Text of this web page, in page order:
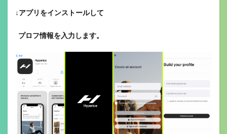
↓アプリをインストールして
プロフ情報を入力します。